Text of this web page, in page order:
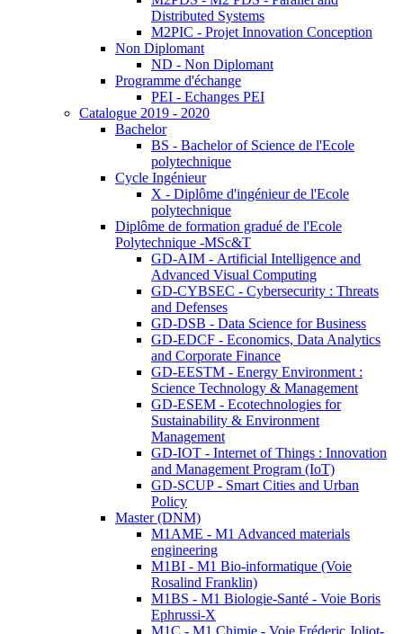
Distributed Systems
M2PIC - Projet Innovation Conception
Non Diplomant
ND - Non Diplomant
Programme d'échange
PEI - Echanges PEI
Catalogue 2019 - 2020
Bachelor
BS - Bachelor of Science de l'Ecole
polytechnique
Cycle Ingénieur
X - Diplôme d'ingénieur de l'Ecole
polytechnique
Diplôme de formation gradué de l'Ecole
Polytechnique -MSc&T
GD-AIM - Artificial Intelligence and
Advanced Visual Computing
GD-CYBSEC - Cybersecurity : Threats
and Defenses
GD-DSB - Data Science for Business
GD-EDCF - Economics, Data Analytics
and Corporate Finance
GD-EESTM - Energy Environment :
Science Technology & Management
GD-ESEM - Ecotechnologies for
Sustainability & Environment
Management
GD-IOT - Internet of Things : Innovation
and Management Program (IoT)
GD-SCUP - Smart Cities and Urban
Policy
Master (DNM)
M1AME - M1 Advanced materials
engineering
M1BI - M1 Bio-informatique (Voie
Rosalind Franklin)
M1BS - M1 Biologie-Santé - Voie Boris
Ephrussi-X
M1C - M1 Chimie - Voie Fréderic Joliot-